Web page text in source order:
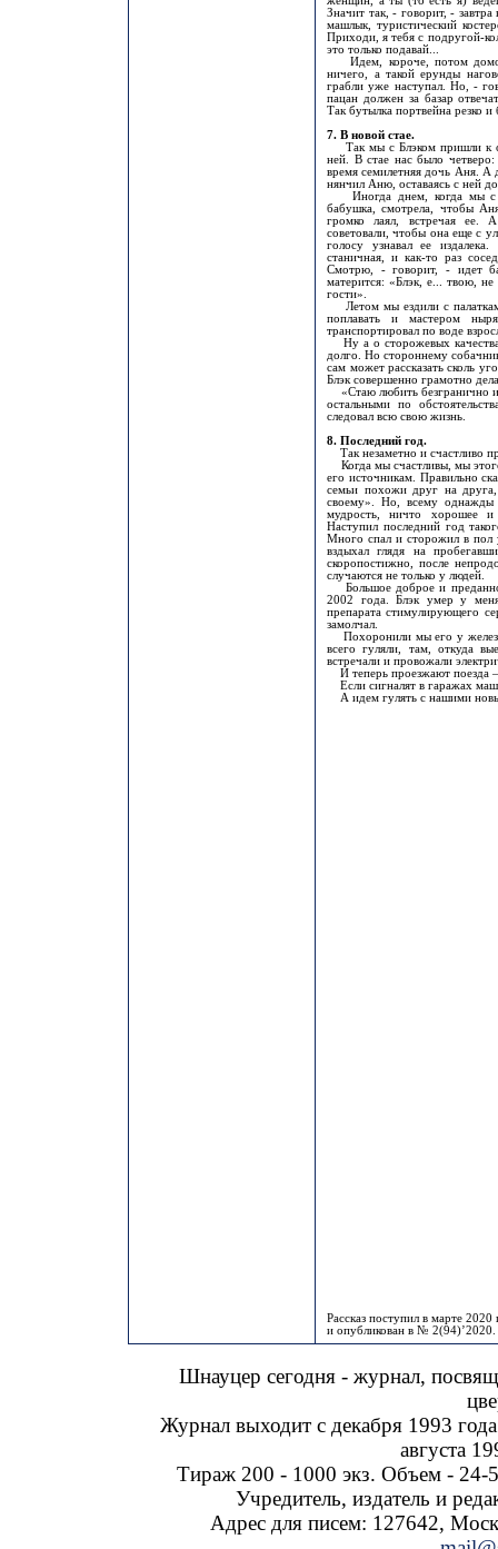
Значит так, - говорит, -
машлык, туристический
Приходи, я тебя с подругой-
это только подавай...
Идем, короче, потом
ничего, а такой ерунды
грабли уже наступал. Но, -
пацан должен за базар
Так бутылка портвейна резко
7. В новой стае.
Так мы с Блэком пришли к
ней. В стае нас было
время семилетняя дочь Аня. А
нянчил Аню, оставаясь с ней
Иногда днем, когда мы с
бабушка, смотрела, чтобы
громко лаял, встречая ее.
советовали, чтобы она еще с
голосу узнавал ее
станичная, и как-то раз
Смотрю, - говорит, - идет
матерится: «Блэк, е... твою,
гости».
Летом мы ездили с
поплавать и мастером
транспортировал по воде
Ну а о сторожевых
долго. Но стороннему
сам может рассказать сколь
Блэк совершенно грамотно
«Стаю любить безгранично и
остальными по
следовал всю свою жизнь.
8. Последний год.
Так незаметно и счастливо
Когда мы счастливы, мы
его источникам. Правильно
семьи похожи друг на друга,
своему». Но, всему однажды
мудрость, ничто хорошее
Наступил последний год
Много спал и сторожил в пол
вздыхал глядя на
скоропостижно, после
случаются не только у людей.
Большое доброе и
2002 года. Блэк умер у
препарата стимулирующего
замолчал.
Похоронили мы его у
всего гуляли, там, откуда
встречали и провожали
И теперь проезжают поезда –
Если сигналят в гаражах
А идем гулять с нашими
Рассказ поступил в марте 2020
и опубликован в № 2(94)’2020.
Шнауцер сегодня - журнал,
Журнал выходит с декабря 1993
августа
Тираж 200 - 1000 экз. Объем - 24-
Учредитель, издатель и
Адрес для писем: 127642,